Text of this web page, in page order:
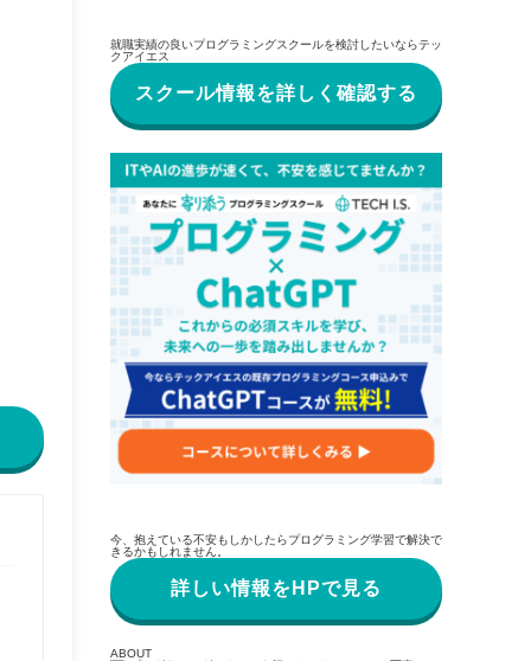
就職実績の良いプログラミングスクールを検討したいならテッ
クアイエス
スクール情報を詳しく確認する
今、抱えている不安もしかしたらプログラミング学習で解決で
きるかもしれません。
詳しい情報をHPで見る
ABOUT